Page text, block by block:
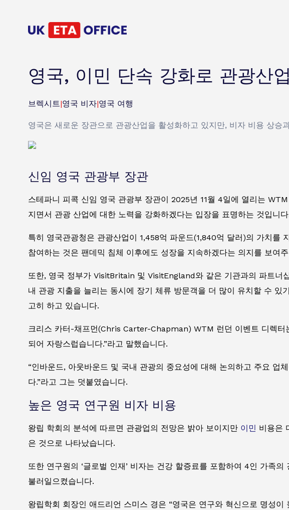
영국, 이민 단속 강화로 관광산
브렉시트|영국 비자|영국 여행
영국은 새로운 장관으로 관광산업을 활성화하고 있지만, 비자 비용 상
신임 영국 관광부 장관
스테파니 피콕 신임 영국 관광부 장관이 2025년 11월 4일에 열리는
지면서 관광 산업에 대한 노력을 강화하겠다는 입장을 표명하는 것입니
특히 영국관광청은 관광산업이 1,458억 파운드(1,840억 달러)의 가치를
참여하는 것은 팬데믹 침체 이후에도 성장을 지속하겠다는 의지를 보여
또한, 영국 정부가 VisitBritain 및 VisitEngland와 같은 기관과의 파트너
내 관광 지출을 늘리는 동시에 장기 체류 방문객을 더 많이 유치할 수
고히 하고 있습니다.
크리스 카터-채프먼(Chris Carter-Chapman) WTM 런던 이벤트 디렉터
되어 자랑스럽습니다.”라고 말했습니다.
“인바운드, 아웃바운드 및 국내 관광의 중요성에 대해 논의하고 주요 업
다.”라고 그는 덧붙였습니다.
높은 영국 연구원 비자 비용
왕립 학회의 분석에 따르면 관광업의 전망은 밝아 보이지만 이민 비용은
은 것으로 나타났습니다.
또한 연구원의 ‘글로벌 인재’ 비자는 건강 할증료를 포함하여 4인 가족
불러일으켰습니다.
왕립학회 회장인 애드리언 스미스 경은 “영국은 연구와 혁신으로 명성